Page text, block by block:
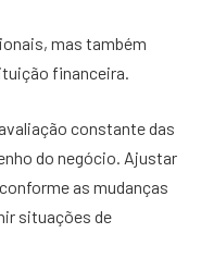
mas também
financeira.
constante das
do negócio. Ajustar
as mudanças
situações de